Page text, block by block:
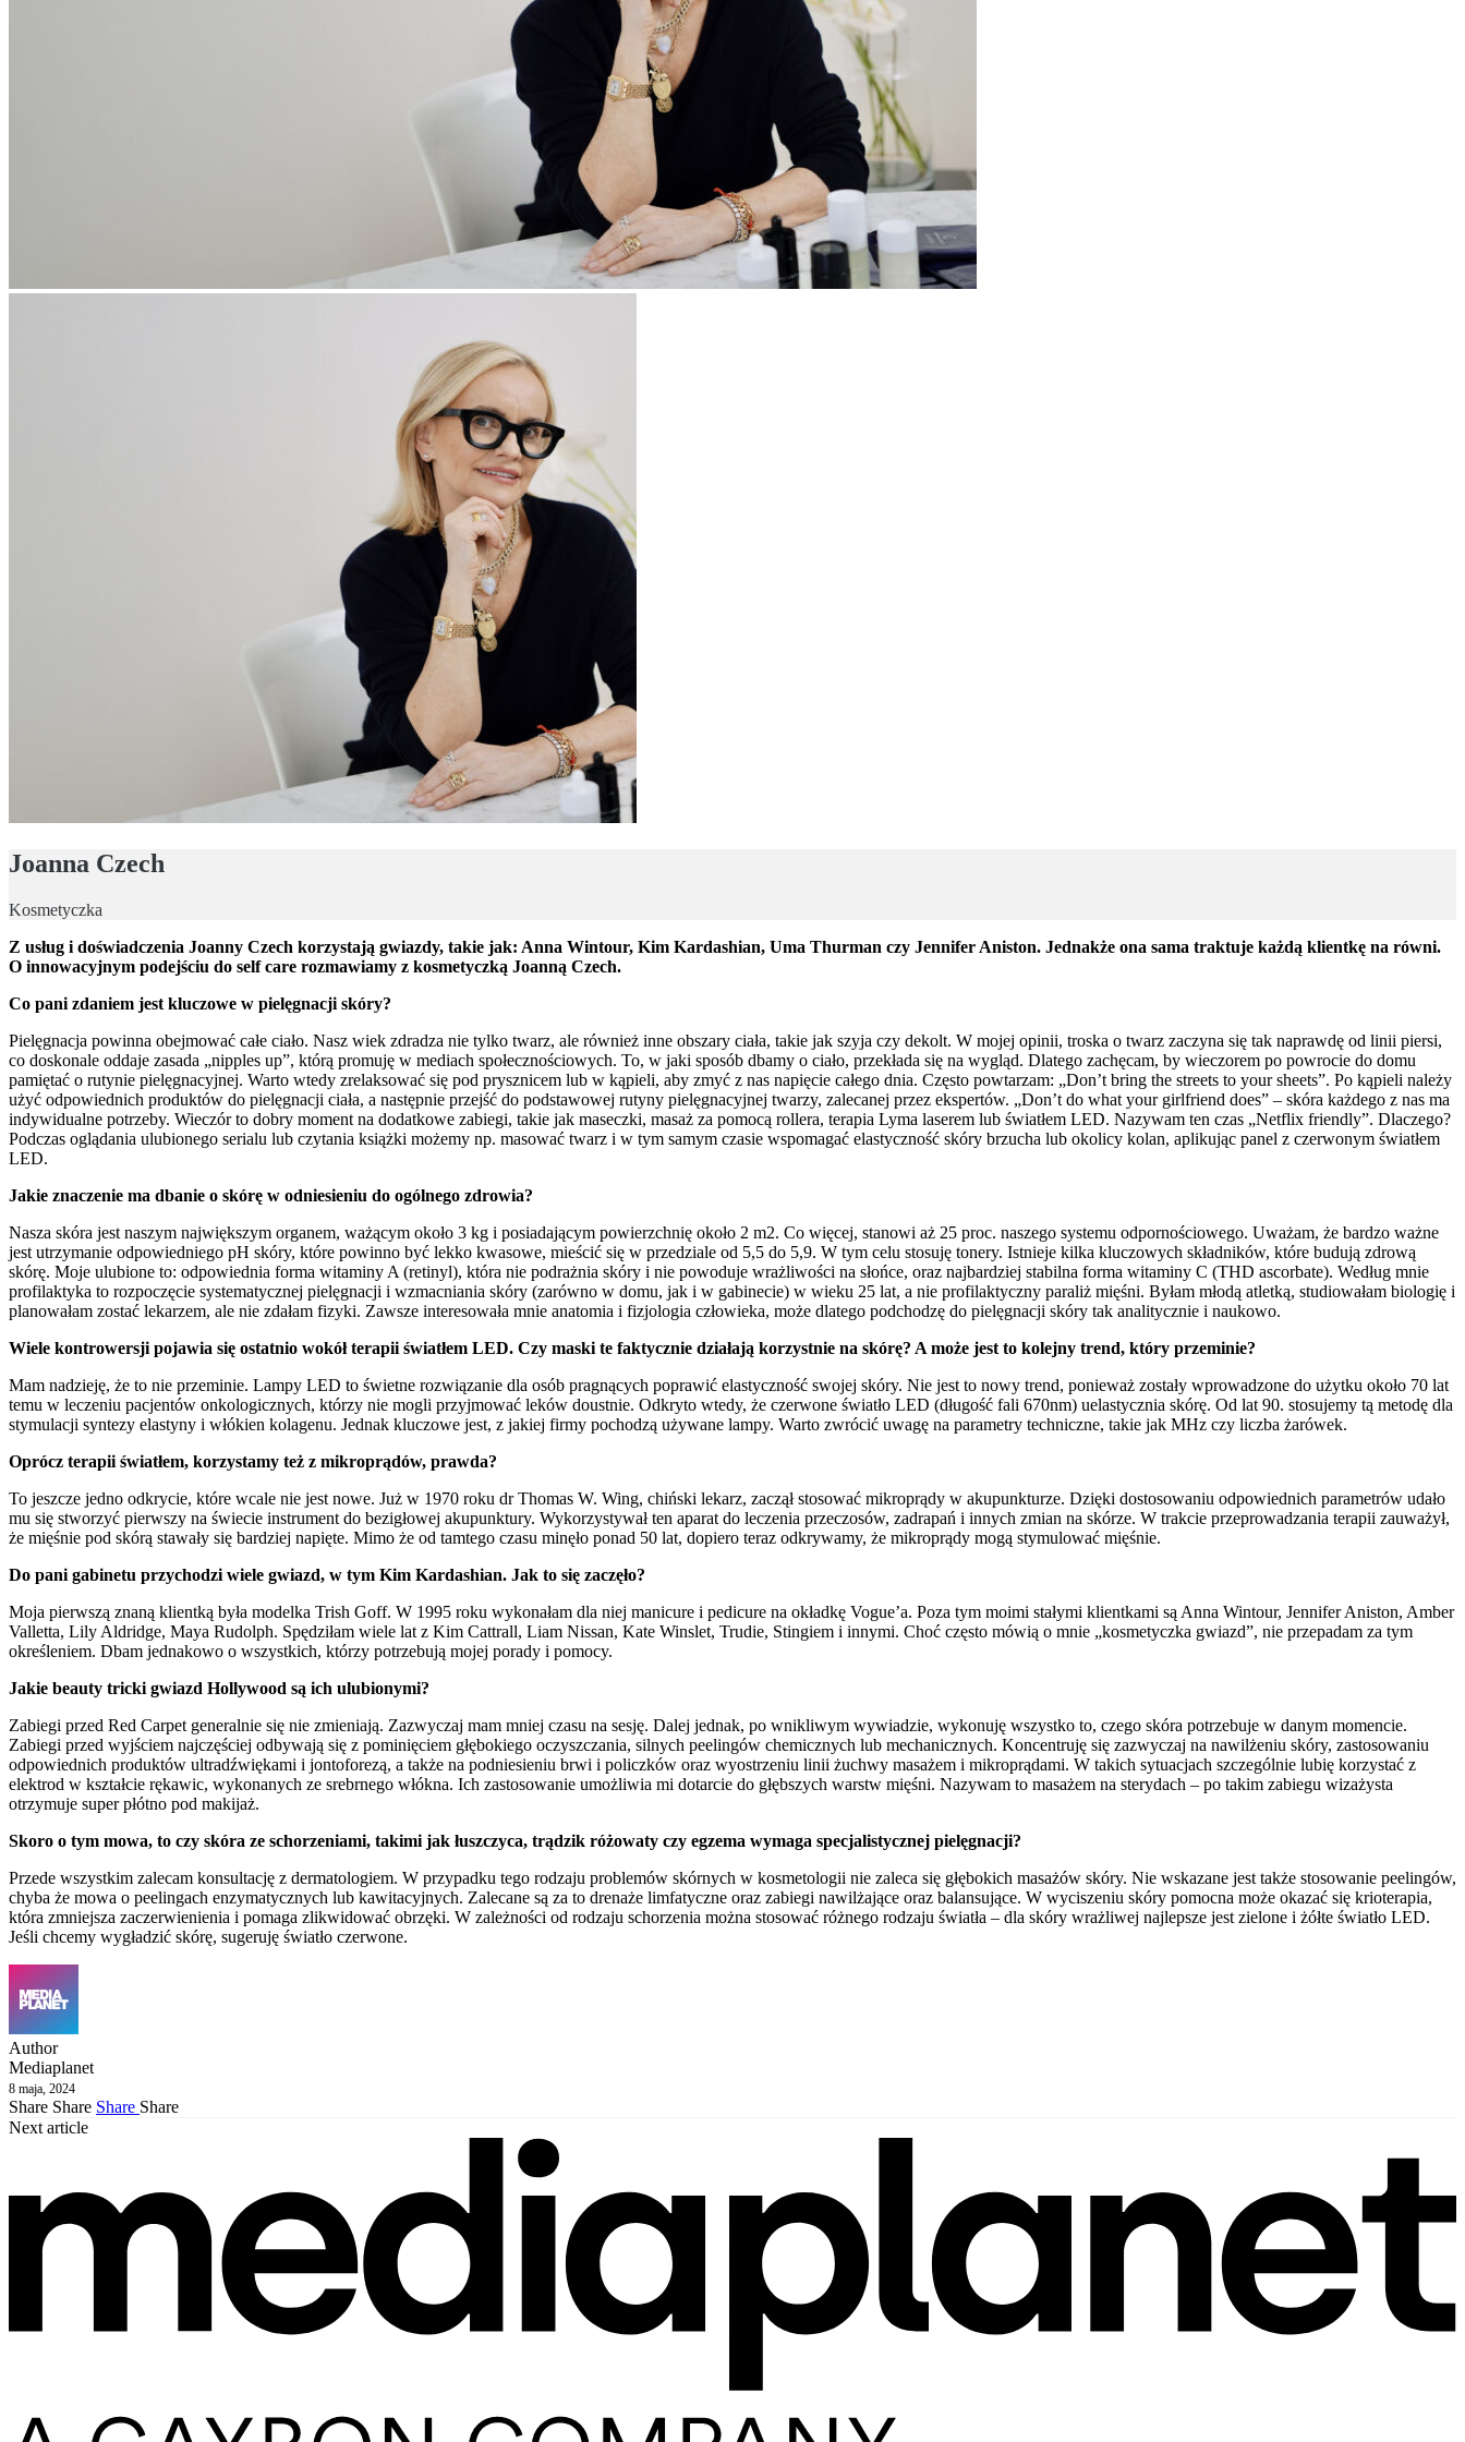
Joanna Czech
Kosmetyczka
Z usług i doświadczenia Joanny Czech korzystają gwiazdy, takie jak: Anna Wintour, Kim Kardashian, Uma Thurman czy Jennifer Aniston. Jednakże ona sama traktuje każdą klientkę na równi.
O innowacyjnym podejściu do self care rozmawiamy z kosmetyczką Joanną Czech.
Co pani zdaniem jest kluczowe w pielęgnacji skóry?
Pielęgnacja powinna obejmować całe ciało. Nasz wiek zdradza nie tylko twarz, ale również inne obszary ciała, takie jak szyja czy dekolt. W mojej opinii, troska o twarz zaczyna się tak naprawdę od linii piersi,
co doskonale oddaje zasada „nipples up”, którą promuję w mediach społecznościowych. To, w jaki sposób dbamy o ciało, przekłada się na wygląd. Dlatego zachęcam, by wieczorem po powrocie do domu
pamiętać o rutynie pielęgnacyjnej. Warto wtedy zrelaksować się pod prysznicem lub w kąpieli, aby zmyć z nas napięcie całego dnia. Często powtarzam: „Don’t bring the streets to your sheets”. Po kąpieli należy
użyć odpowiednich produktów do pielęgnacji ciała, a następnie przejść do podstawowej rutyny pielęgnacyjnej twarzy, zalecanej przez ekspertów. „Don’t do what your girlfriend does” – skóra każdego z nas ma
indywidualne potrzeby. Wieczór to dobry moment na dodatkowe zabiegi, takie jak maseczki, masaż za pomocą rollera, terapia Lyma laserem lub światłem LED. Nazywam ten czas „Netflix friendly”. Dlaczego?
Podczas oglądania ulubionego serialu lub czytania książki możemy np. masować twarz i w tym samym czasie wspomagać elastyczność skóry brzucha lub okolicy kolan, aplikując panel z czerwonym światłem
LED.
Jakie znaczenie ma dbanie o skórę w odniesieniu do ogólnego zdrowia?
Nasza skóra jest naszym największym organem, ważącym około 3 kg i posiadającym powierzchnię około 2 m2. Co więcej, stanowi aż 25 proc. naszego systemu odpornościowego. Uważam, że bardzo ważne
jest utrzymanie odpowiedniego pH skóry, które powinno być lekko kwasowe, mieścić się w przedziale od 5,5 do 5,9. W tym celu stosuję tonery. Istnieje kilka kluczowych składników, które budują zdrową
skórę. Moje ulubione to: odpowiednia forma witaminy A (retinyl), która nie podrażnia skóry i nie powoduje wrażliwości na słońce, oraz najbardziej stabilna forma witaminy C (THD ascorbate). Według mnie
profilaktyka to rozpoczęcie systematycznej pielęgnacji i wzmacniania skóry (zarówno w domu, jak i w gabinecie) w wieku 25 lat, a nie profilaktyczny paraliż mięśni. Byłam młodą atletką, studiowałam biologię i
planowałam zostać lekarzem, ale nie zdałam fizyki. Zawsze interesowała mnie anatomia i fizjologia człowieka, może dlatego podchodzę do pielęgnacji skóry tak analitycznie i naukowo.
Wiele kontrowersji pojawia się ostatnio wokół terapii światłem LED. Czy maski te faktycznie działają korzystnie na skórę? A może jest to kolejny trend, który przeminie?
Mam nadzieję, że to nie przeminie. Lampy LED to świetne rozwiązanie dla osób pragnących poprawić elastyczność swojej skóry. Nie jest to nowy trend, ponieważ zostały wprowadzone do użytku około 70 lat
temu w leczeniu pacjentów onkologicznych, którzy nie mogli przyjmować leków doustnie. Odkryto wtedy, że czerwone światło LED (długość fali 670nm) uelastycznia skórę. Od lat 90. stosujemy tą metodę dla
stymulacji syntezy elastyny i włókien kolagenu. Jednak kluczowe jest, z jakiej firmy pochodzą używane lampy. Warto zwrócić uwagę na parametry techniczne, takie jak MHz czy liczba żarówek.
Oprócz terapii światłem, korzystamy też z mikroprądów, prawda?
To jeszcze jedno odkrycie, które wcale nie jest nowe. Już w 1970 roku dr Thomas W. Wing, chiński lekarz, zaczął stosować mikroprądy w akupunkturze. Dzięki dostosowaniu odpowiednich parametrów udało
mu się stworzyć pierwszy na świecie instrument do bezigłowej akupunktury. Wykorzystywał ten aparat do leczenia przeczosów, zadrapań i innych zmian na skórze. W trakcie przeprowadzania terapii zauważył,
że mięśnie pod skórą stawały się bardziej napięte. Mimo że od tamtego czasu minęło ponad 50 lat, dopiero teraz odkrywamy, że mikroprądy mogą stymulować mięśnie.
Do pani gabinetu przychodzi wiele gwiazd, w tym Kim Kardashian. Jak to się zaczęło?
Moja pierwszą znaną klientką była modelka Trish Goff. W 1995 roku wykonałam dla niej manicure i pedicure na okładkę Vogue’a. Poza tym moimi stałymi klientkami są Anna Wintour, Jennifer Aniston, Amber
Valletta, Lily Aldridge, Maya Rudolph. Spędziłam wiele lat z Kim Cattrall, Liam Nissan, Kate Winslet, Trudie, Stingiem i innymi. Choć często mówią o mnie „kosmetyczka gwiazd”, nie przepadam za tym
określeniem. Dbam jednakowo o wszystkich, którzy potrzebują mojej porady i pomocy.
Jakie beauty tricki gwiazd Hollywood są ich ulubionymi?
Zabiegi przed Red Carpet generalnie się nie zmieniają. Zazwyczaj mam mniej czasu na sesję. Dalej jednak, po wnikliwym wywiadzie, wykonuję wszystko to, czego skóra potrzebuje w danym momencie.
Zabiegi przed wyjściem najczęściej odbywają się z pominięciem głębokiego oczyszczania, silnych peelingów chemicznych lub mechanicznych. Koncentruję się zazwyczaj na nawilżeniu skóry, zastosowaniu
odpowiednich produktów ultradźwiękami i jontoforezą, a także na podniesieniu brwi i policzków oraz wyostrzeniu linii żuchwy masażem i mikroprądami. W takich sytuacjach szczególnie lubię korzystać z
elektrod w kształcie rękawic, wykonanych ze srebrnego włókna. Ich zastosowanie umożliwia mi dotarcie do głębszych warstw mięśni. Nazywam to masażem na sterydach – po takim zabiegu wizażysta
otrzymuje super płótno pod makijaż.
Skoro o tym mowa, to czy skóra ze schorzeniami, takimi jak łuszczyca, trądzik różowaty czy egzema wymaga specjalistycznej pielęgnacji?
Przede wszystkim zalecam konsultację z dermatologiem. W przypadku tego rodzaju problemów skórnych w kosmetologii nie zaleca się głębokich masażów skóry. Nie wskazane jest także stosowanie peelingów,
chyba że mowa o peelingach enzymatycznych lub kawitacyjnych. Zalecane są za to drenaże limfatyczne oraz zabiegi nawilżające oraz balansujące. W wyciszeniu skóry pomocna może okazać się krioterapia,
która zmniejsza zaczerwienienia i pomaga zlikwidować obrzęki. W zależności od rodzaju schorzenia można stosować różnego rodzaju światła – dla skóry wrażliwej najlepsze jest zielone i żółte światło LED.
Jeśli chcemy wygładzić skórę, sugeruję światło czerwone.
Author
Mediaplanet
8 maja, 2024
Share Share Share Share
Next article